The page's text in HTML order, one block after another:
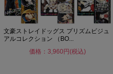
文豪ストレイドッグス プリズムビジュ
アルコレクション （BO...
価格：3,960円(税込)